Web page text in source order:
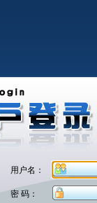
用户名：
密 码：